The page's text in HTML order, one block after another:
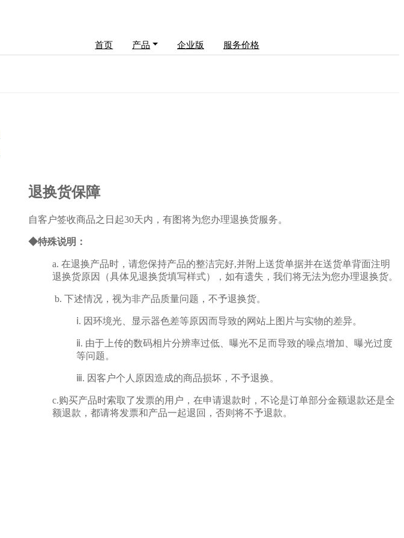
首页 产品 企业版 服务价格
退换货保障
自客户签收商品之日起30天内，有图将为您办理退换货服务。
◆特殊说明：
a. 在退换产品时，请您保持产品的整洁完好,并附上送货单据并在送货单背面注明
退换货原因（具体见退换货填写样式），如有遗失，我们将无法为您办理退换货。
b. 下述情况，视为非产品质量问题，不予退换货。
ⅰ. 因环境光、显示器色差等原因而导致的网站上图片与实物的差异。
ⅱ. 由于上传的数码相片分辨率过低、曝光不足而导致的噪点增加、曝光过度
等问题。
ⅲ. 因客户个人原因造成的商品损坏，不予退换。
c.购买产品时索取了发票的用户，在申请退款时，不论是订单部分金额退款还是全
额退款，都请将发票和产品一起退回，否则将不予退款。
退换货保障 QQ客服
京公网安备11011402010478号